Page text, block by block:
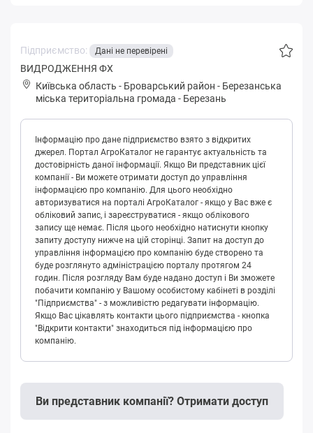
Підприємство: Дані не перевірені
ВИДРОДЖЕHHЯ ФХ
Київська область - Броварський район - Бepeзaнськa
міська територіальна громада - Березань
Інформацію про дане підприємство взято з відкритих
джерел. Портал АгроКаталог не гарантує актуальність та
достовірність даної інформації. Якщо Ви представник цієї
компанії - Ви можете отримати доступ до управління
інформацією про компанію. Для цього необхідно
авторизуватися на порталі АгроКаталог - якщо у Вас вже є
обліковий запис, і зареєструватися - якщо облікового
запису ще немає. Після цього необхідно натиснути кнопку
запиту доступу нижче на цій сторінці. Запит на доступ до
управління інформацією про компанію буде створено та
буде розглянуто адміністрацією порталу протягом 24
годин. Після розгляду Вам буде надано доступ і Ви зможете
побачити компанію у Вашому особистому кабінеті в розділі
"Підприємства" - з можливістю редагувати інформацію.
Якщо Вас цікавлять контакти цього підприємства - кнопка
"Відкрити контакти" знаходиться під інформацією про
компанію.
Ви представник компанії? Отримати доступ